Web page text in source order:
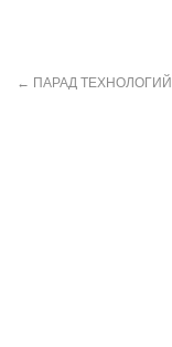
← ПАРАД ТЕХНОЛОГИЙ